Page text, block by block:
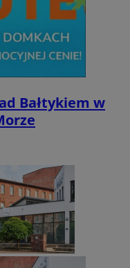
Bałtykiem w